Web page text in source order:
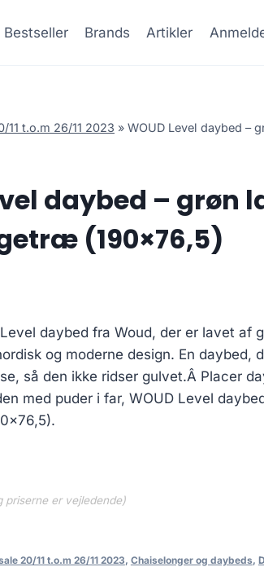
Bestseller Brands Artikler
11 t.o.m 26/11 2023 » WOUD Level daybed –
daybed – grøn
(190×76,5)
daybed fra Woud, der er lavet af
og moderne design. En daybed,
så den ikke ridser gulvet.Â Placer
med puder i far, WOUD Level
priserne er vejledende)
20/11 t.o.m 26/11 2023, Chaiselonger og daybeds,